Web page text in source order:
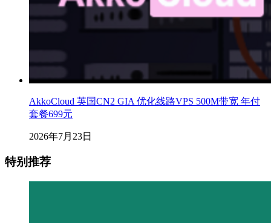
AkkoCloud 英国CN2 GIA 优化线路VPS 500M带宽 年付
套餐699元
2026年7月23日
特别推荐